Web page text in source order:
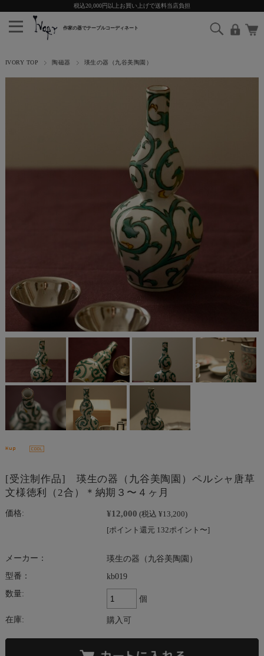
税込20,000円以上お買い上げで送料当店負担
IVORY TOP 陶磁器 瑛生の器（九谷美陶園）
[受注制作品] 瑛生の器（九谷美陶園）ペルシャ唐草
文様徳利（2合）＊納期３〜４ヶ月
価格: ¥12,000 (税込 ¥13,200)
[ポイント還元 132ポイント〜]
メーカー：
瑛生の器（九谷美陶園）
型番：
kb019
数量:
個
在庫: 購入可